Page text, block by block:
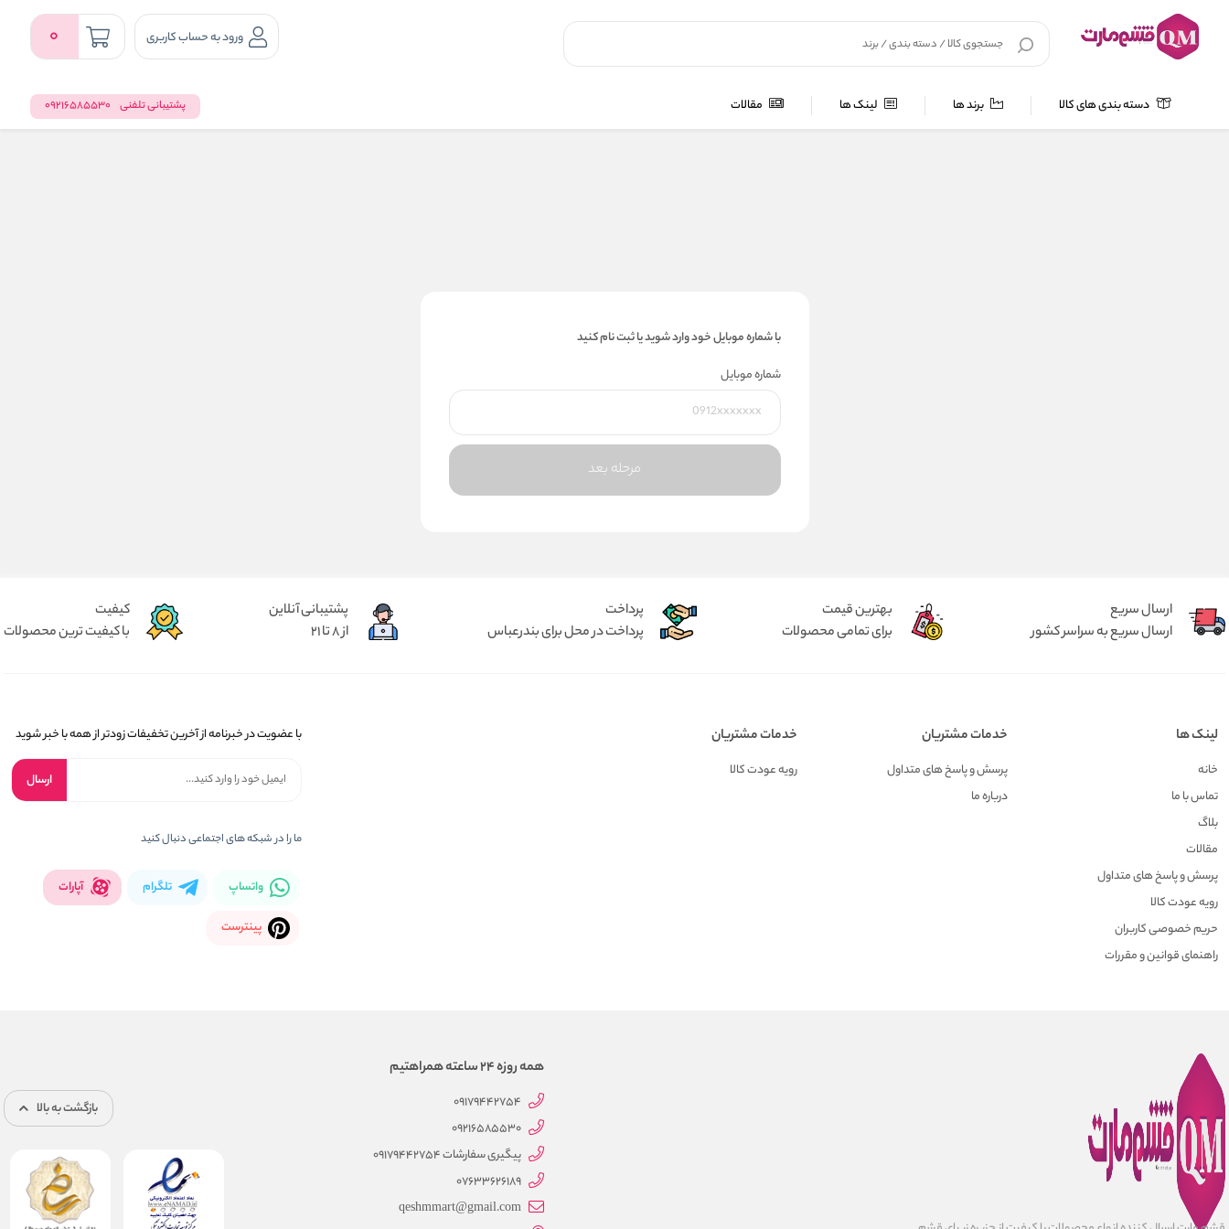
ورود به حساب کاربری 0
دسته بندی های کالا برند ها لینک ها مقالات پشتیبانی تلفنی 09216585530
با شماره موبایل خود وارد شوید یا ثبت نام کنید
شماره موبایل
مرحله بعد
ارسال سریع
ارسال سریع به سراسر کشور
بهترین قیمت
برای تمامی محصولات
پرداخت
پرداخت در محل برای بندرعباس
پشتیبانی آنلاین
از 8 تا 21
کیفیت
با کیفیت ترین محصولات
لینک ها
خانه
تماس با ما
بلاگ
مقالات
پرسش و پاسخ های متداول
رویه عودت کالا
حریم خصوصی کاربران
راهنمای قوانین و مقررات
خدمات مشتریان
پرسش و پاسخ های متداول
درباره ما
خدمات مشتریان
رویه عودت کالا
با عضویت در خبرنامه از آخرین تخفیفات زودتر از همه با خبر شوید
ارسال
ما را در شبکه های اجتماعی دنبال کنید
واتساپ تلگرام آپارات
پینترست
همه روزه 24 ساعته همراهتیم
09179442754
09216585530
پیگیری سفارشات 09179442754
07633626189
qeshmmart@gmail.com
بازگشت به بالا